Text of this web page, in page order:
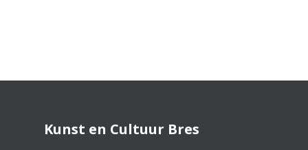
Kunst en Cultuur Bres